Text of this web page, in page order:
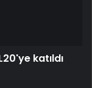
katıldı